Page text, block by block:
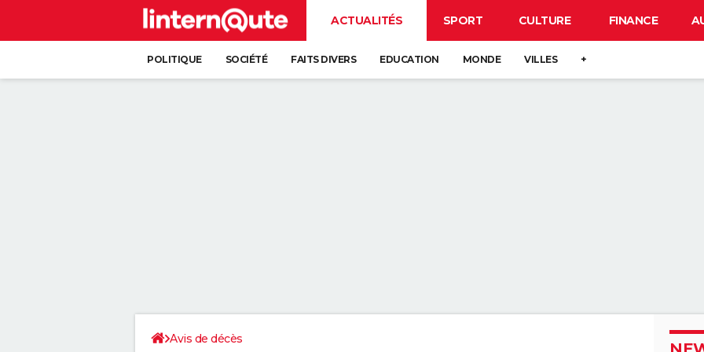
ACTUALITÉS SPORT CULTURE FINANCE
POLITIQUE SOCIÉTÉ FAITS DIVERS EDUCATION MONDE VILLES +
Avis de décès